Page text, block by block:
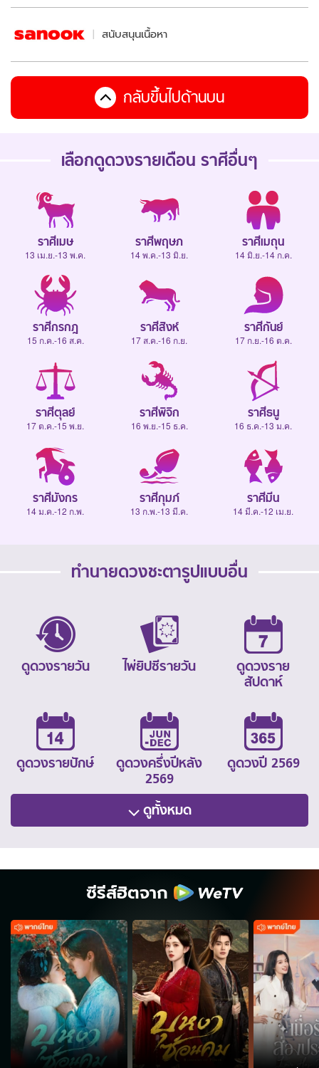
สนับสนุนเนื้อหา
กลับขึ้นไปด้านบน
เลือกดูดวงรายเดือน ราศีอื่นๆ
ราศีเมษ
13 เม.ย.-13 พ.ค.
ราศีพฤษภ
14 พ.ค.-13 มิ.ย.
ราศีเมถุน
14 มิ.ย.-14 ก.ค.
ราศีกรกฎ
15 ก.ค.-16 ส.ค.
ราศีสิงห์
17 ส.ค.-16 ก.ย.
ราศีกันย์
17 ก.ย.-16 ต.ค.
ราศีตุลย์
17 ต.ค.-15 พ.ย.
ราศีพิจิก
16 พ.ย.-15 ธ.ค.
ราศีธนู
16 ธ.ค.-13 ม.ค.
ราศีมังกร
14 ม.ค.-12 ก.พ.
ราศีกุมภ์
13 ก.พ.-13 มี.ค.
ราศีมีน
14 มี.ค.-12 เม.ย.
ทำนายดวงชะตารูปแบบอื่น
ดูดวงรายวัน ไพ่ยิปซีรายวัน
ดูดวงราย
สัปดาห์
ดูดวงรายปักษ์
ดูดวงครึ่งปีหลัง
2569
ดูดวงปี 2569
ดูทั้งหมด
ซีรีส์ฮิตจาก